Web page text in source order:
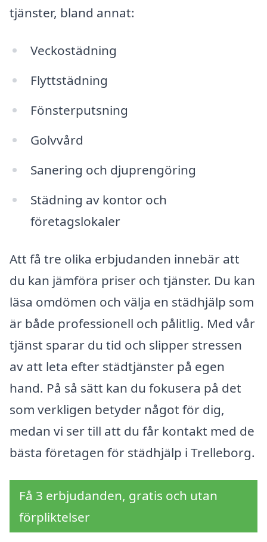
tjänster, bland annat:
Veckostädning
Flyttstädning
Fönsterputsning
Golvvård
Sanering och djuprengöring
Städning av kontor och
företagslokaler
Att få tre olika erbjudanden innebär att
du kan jämföra priser och tjänster. Du kan
läsa omdömen och välja en städhjälp som
är både professionell och pålitlig. Med vår
tjänst sparar du tid och slipper stressen
av att leta efter städtjänster på egen
hand. På så sätt kan du fokusera på det
som verkligen betyder något för dig,
medan vi ser till att du får kontakt med de
bästa företagen för städhjälp i Trelleborg.
Få 3 erbjudanden, gratis och utan
förpliktelser